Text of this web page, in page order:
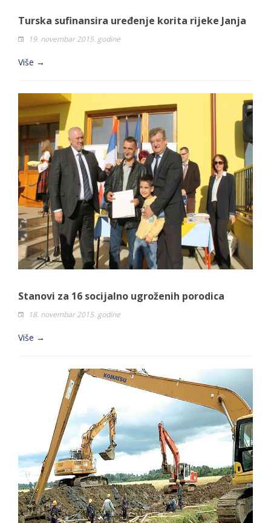
Turska sufinansira uređenje korita rijeke Janja
19. novembar 2015. godine
Više →
Stanovi za 16 socijalno ugroženih porodica
18. novembar 2015. godine
Više →